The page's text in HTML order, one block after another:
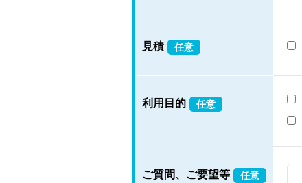
見積 任意
利用目的 任意
ご質問、ご要望等 任意